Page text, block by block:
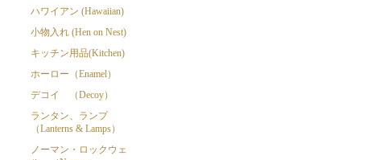
ハワイアン (Hawaiian)
小物入れ (Hen on Nest)
キッチン用品(Kitchen)
ホーロー（Enamel）
デコイ （Decoy）
ランタン、ランプ
（Lanterns & Lamps）
ノーマン・ロックウェ